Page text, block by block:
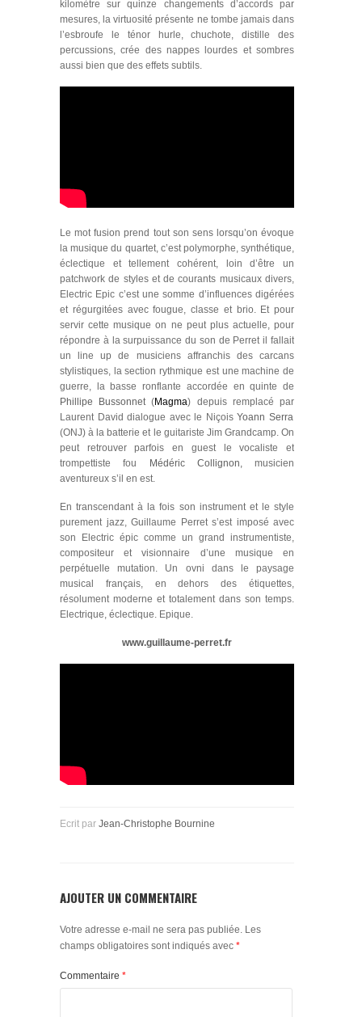
kilomètre sur quinze changements d’accords par
mesures, la virtuosité présente ne tombe jamais dans
l’esbroufe le ténor hurle, chuchote, distille des
percussions, crée des nappes lourdes et sombres
aussi bien que des effets subtils.
Le mot fusion prend tout son sens lorsqu’on évoque
la musique du quartet, c’est polymorphe, synthétique,
éclectique et tellement cohérent, loin d’être un
patchwork de styles et de courants musicaux divers,
Electric Epic c’est une somme d’influences digérées
et régurgitées avec fougue, classe et brio. Et pour
servir cette musique on ne peut plus actuelle, pour
répondre à la surpuissance du son de Perret il fallait
un line up de musiciens affranchis des carcans
stylistiques, la section rythmique est une machine de
guerre, la basse ronflante accordée en quinte de
Phillipe Bussonnet(Magma) depuis remplacé par
Laurent David dialogue avec le NiçoisYoann Serra
(ONJ) à la batterie et le guitariste Jim Grandcamp. On
peut retrouver parfois en guest le vocaliste et
trompettiste fou
Médéric Collignon,musicien
aventureux s’il en est.
En transcendant à la fois son instrument et le style
purement jazz, Guillaume Perret s’est imposé avec
son Electric épic comme un grand instrumentiste,
compositeur et visionnaire d’une musique en
perpétuelle mutation. Un ovni dans le paysage
musical français, en dehors des étiquettes,
résolument moderne et totalement dans son temps.
Electrique, éclectique. Epique.
www.guillaume-perret.fr
Ecrit par Jean-Christophe Bournine
AJOUTER UN COMMENTAIRE
Votre adresse e-mail ne sera pas publiée. Les
champs obligatoires sont indiqués avec *
Commentaire *